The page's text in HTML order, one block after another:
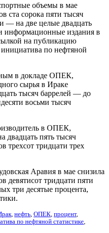
объемы в мае
ста сорока пяти тысяч
— на две целые двадцать
информационные издания в
на публикацию
по нефтяной
в докладе ОПЕК,
сырья в Ираке
тысяч баррелей — до
восьми тысяч
в ОПЕК,
двадцать пять тысяч
трехсот тридцати трех
Аравия в мае снизила
девятисот тридцати пяти
три десятые процента,
, нефть, ОПЕК, процент,
по нефтяной статистике,